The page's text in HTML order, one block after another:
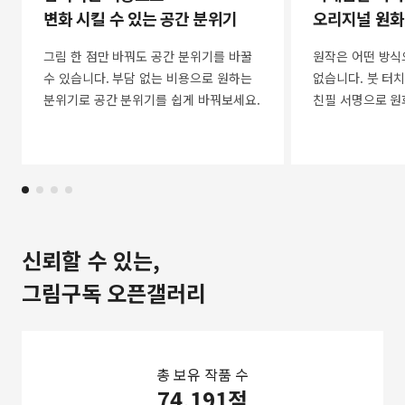
변화 시킬 수 있는 공간 분위기
그림 한 점만 바꿔도 공간 분위기를 바꿀
수 있습니다. 부담 없는 비용으로 원하는
분위기로 공간 분위기를 쉽게 바꿔보세요.
오리지널 원
원작은 어떤 방
없습니다. 붓 터
친필 서명으로
신뢰할 수 있는,
그림구독 오픈갤러리
총 보유 작품 수